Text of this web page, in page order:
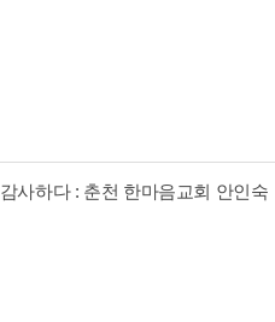
사하다 : 춘천 한마음교회 안인숙